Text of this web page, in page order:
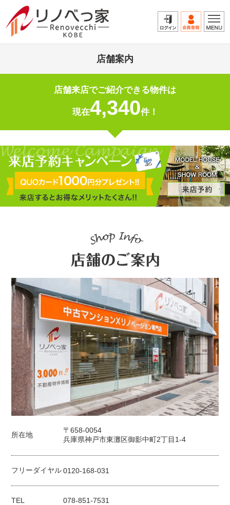
店舗案内
店舗来店でご紹介できる物件は
現在4,340件！
所在地
〒658-0054
兵庫県神戸市東灘区御影中町2丁目1-4
フリーダイヤル 0120-168-031
TEL 078-851-7531